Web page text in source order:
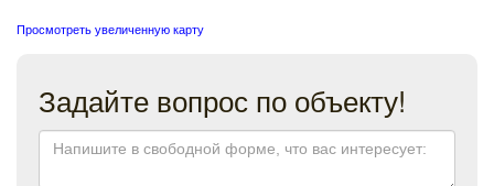
Просмотреть увеличенную карту
Задайте вопрос по объекту!